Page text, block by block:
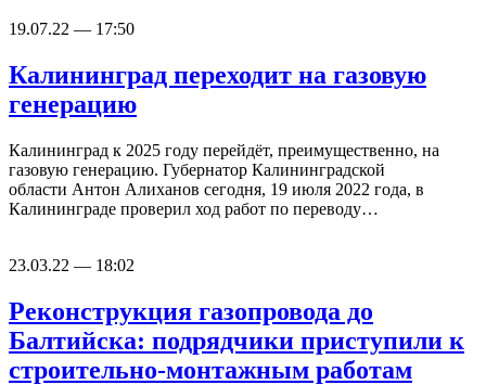
19.07.22 — 17:50
Калининград переходит на газовую
генерацию
Калининград к 2025 году перейдёт, преимущественно, на
газовую генерацию. Губернатор Калининградской
области Антон Алиханов сегодня, 19 июля 2022 года, в
Калининграде проверил ход работ по переводу…
23.03.22 — 18:02
Реконструкция газопровода до
Балтийска: подрядчики приступили к
строительно-монтажным работам